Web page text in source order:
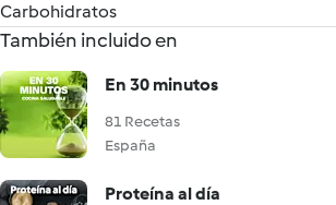
Carbohidratos
También incluido en
En 30 minutos
81 Recetas
España
Proteína al día